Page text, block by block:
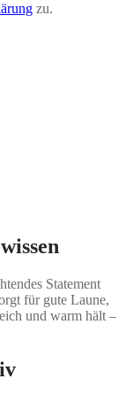
zu.
Statement
für gute Laune,
und warm hält –